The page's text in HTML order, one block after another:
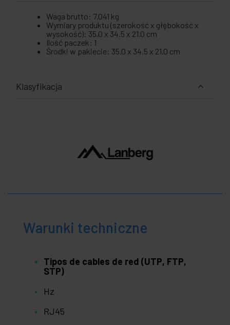
Waga brutto: 7.041 kg
Wymiary produktu (szerokość x głębokość x
wysokość): 35.0 x 34.5 x 21.0 cm
Ilość paczek: 1
Środki w pakiecie: 35.0 x 34.5 x 21.0 cm
Klasyfikacja
Warunki techniczne
Tipos de cables de red (UTP, FTP,
STP)
Hz
RJ45